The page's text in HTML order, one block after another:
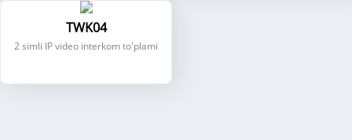
TWK04
2 simli IP video interkom to'plami